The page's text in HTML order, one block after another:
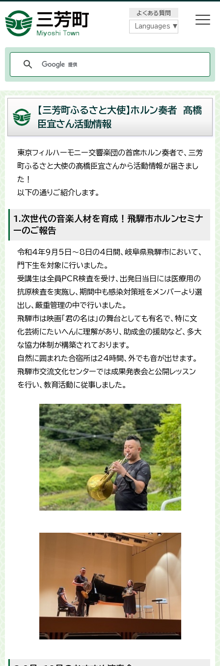
よくある質問
Languages
【三芳町ふるさと大使】ホルン奏者 髙橋
臣宜さん活動情報
東京フィルハーモニー交響楽団の首席ホルン奏者で、三芳
町ふるさと大使の髙橋臣宜さんから活動情報が届きまし
た！
以下の通りご紹介します。
1.次世代の音楽人材を育成！飛騨市ホルンセミナ
ーのご報告
令和4年9月5日〜8日の4日間、岐阜県飛騨市において、
門下生を対象に行いました。
受講生は全員PCR検査を受け、出発日当日には医療用の
抗原検査を実施し、期間中も感染対策班をメンバーより選
出し、厳重管理の中で行いました。
飛騨市は映画「君の名は」の舞台としても有名で、特に文
化芸術にたいへんに理解があり、助成金の援助など、多大
な協力体制が構築されております。
自然に囲まれた合宿所は24時間、外でも音が出せます。
飛騨市交流文化センターでは成果発表会と公開レッスン
を行い、教育活動に従事しました。